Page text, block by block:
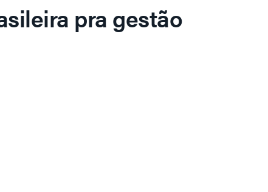
pra gestão